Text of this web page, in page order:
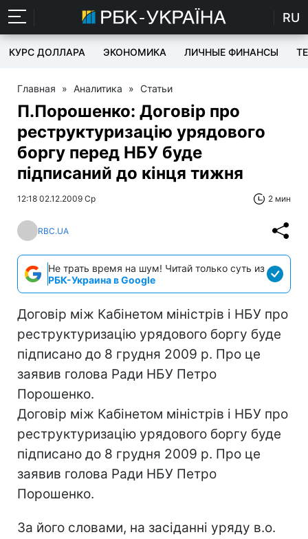
RU
КУРС ДОЛЛАРА ЭКОНОМИКА ЛИЧНЫЕ ФИНАНСЫ
Главная » Аналитика » Статьи
П.Порошенко: Договір про
реструктуризацію урядового
боргу перед НБУ буде
підписаний до кінця тижня
12:18 02.12.2009 Ср 2 мин
RBC.UA
Не трать время на шум! Читай только суть из
РБК-Украина в Google
Договір між Кабінетом міністрів і НБУ про
реструктуризацію урядового боргу буде
підписано до 8 грудня 2009 р. Про це
заявив голова Ради НБУ Петро
Порошенко.
Договір між Кабінетом міністрів і НБУ про
реструктуризацію урядового боргу буде
підписано до 8 грудня 2009 р. Про це
заявив голова Ради НБУ Петро
Порошенко.
За його словами, на засіданні уряду в.о.